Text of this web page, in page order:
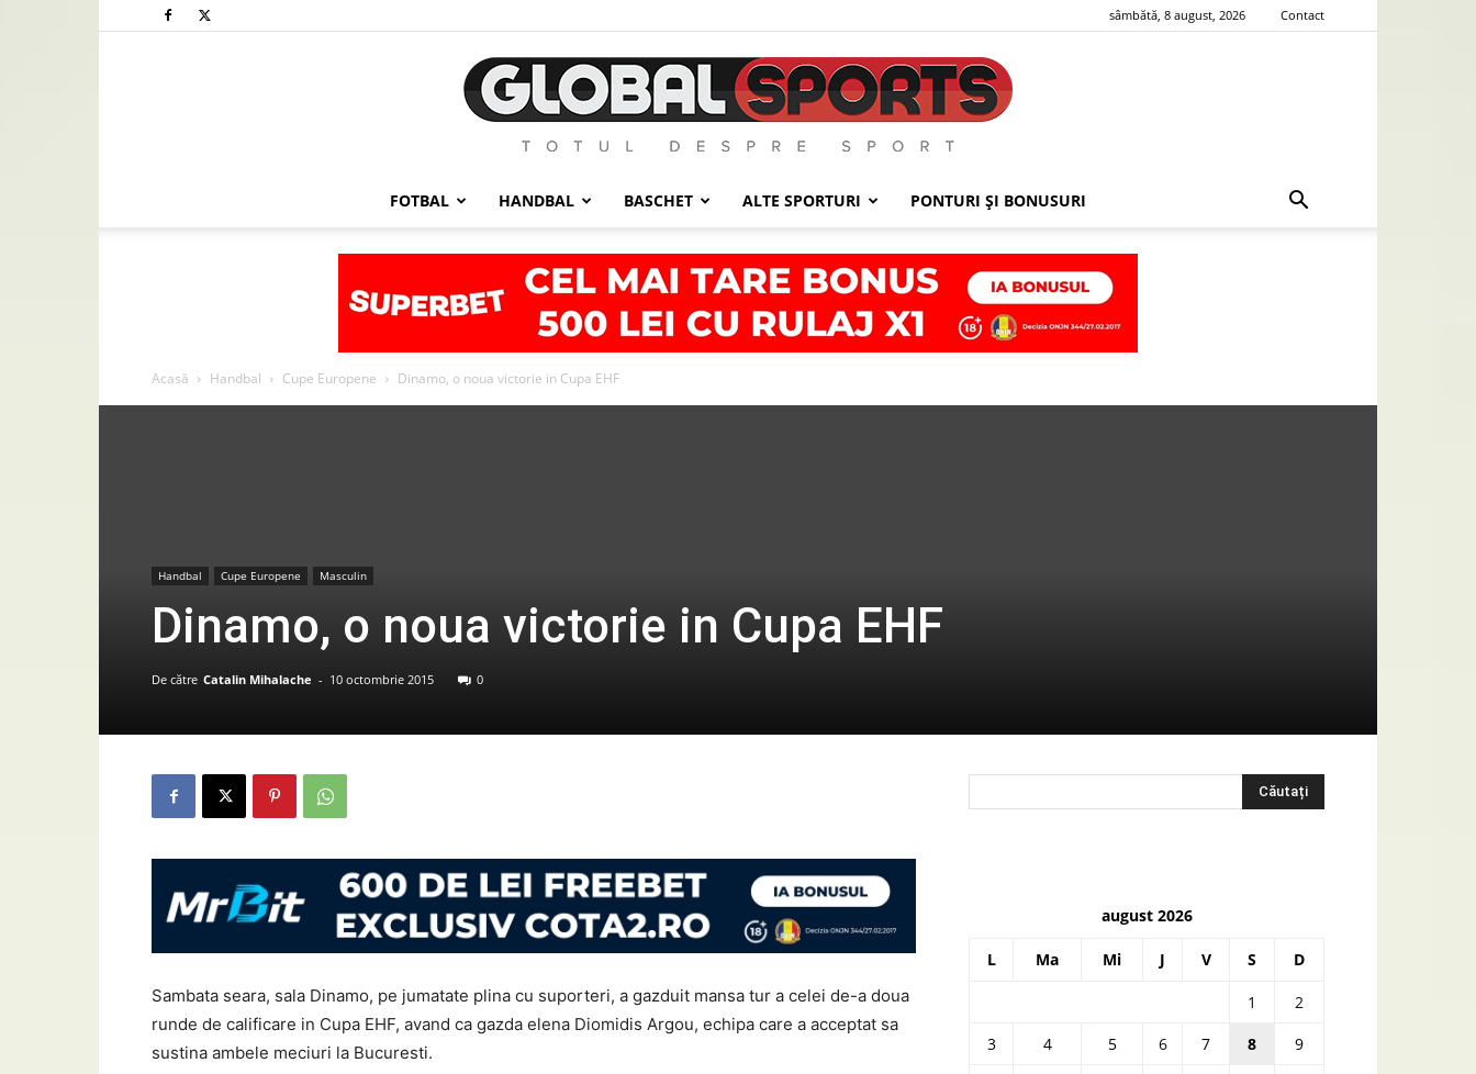
sâmbătă, 8 august, 2026 Contact
FOTBAL HANDBAL BASCHET ALTE SPORTURI PONTURI ȘI BONUSURI
Acasă Handbal Cupe Europene Dinamo, o noua victorie in Cupa EHF
Handbal Cupe Europene Masculin
Dinamo, o noua victorie in Cupa EHF
De către Catalin Mihalache - 10 octombrie 2015 0
Sambata seara, sala Dinamo, pe jumatate plina cu suporteri, a gazduit mansa tur a celei de-a doua
runde de calificare in Cupa EHF, avand ca gazda elena Diomidis Argou, echipa care a acceptat sa
sustina ambele meciuri la Bucuresti.
august 2026
L Ma Mi J V S D
1
2
3
4 5 6 7 8
9